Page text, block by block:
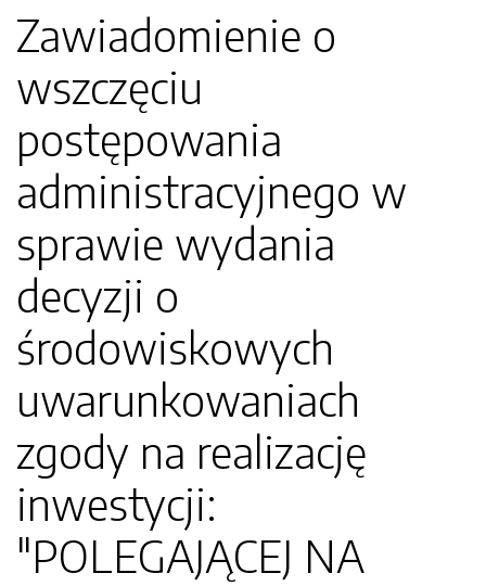
Zawiadomienie o
wszczęciu
postępowania
administracyjnego w
sprawie wydania
decyzji o
środowiskowych
uwarunkowaniach
zgody na realizację
inwestycji:
"POLEGAJĄCEJ NA